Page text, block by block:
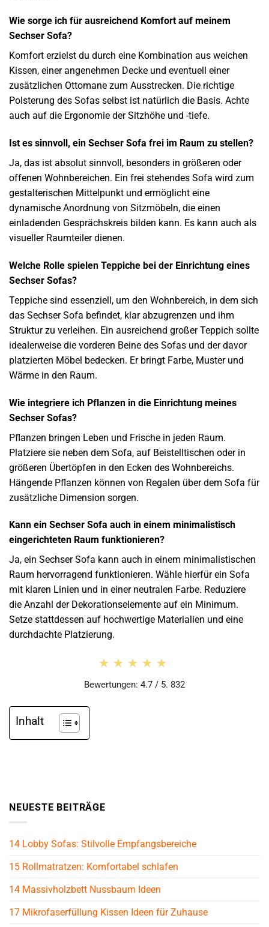
Wie sorge ich für ausreichend Komfort auf meinem
Sechser Sofa?
Komfort erzielst du durch eine Kombination aus weichen
Kissen, einer angenehmen Decke und eventuell einer
zusätzlichen Ottomane zum Ausstrecken. Die richtige
Polsterung des Sofas selbst ist natürlich die Basis. Achte
auch auf die Ergonomie der Sitzhöhe und -tiefe.
Ist es sinnvoll, ein Sechser Sofa frei im Raum zu stellen?
Ja, das ist absolut sinnvoll, besonders in größeren oder
offenen Wohnbereichen. Ein frei stehendes Sofa wird zum
gestalterischen Mittelpunkt und ermöglicht eine
dynamische Anordnung von Sitzmöbeln, die einen
einladenden Gesprächskreis bilden kann. Es kann auch als
visueller Raumteiler dienen.
Welche Rolle spielen Teppiche bei der Einrichtung eines
Sechser Sofas?
Teppiche sind essenziell, um den Wohnbereich, in dem sich
das Sechser Sofa befindet, klar abzugrenzen und ihm
Struktur zu verleihen. Ein ausreichend großer Teppich sollte
idealerweise die vorderen Beine des Sofas und der davor
platzierten Möbel bedecken. Er bringt Farbe, Muster und
Wärme in den Raum.
Wie integriere ich Pflanzen in die Einrichtung meines
Sechser Sofas?
Pflanzen bringen Leben und Frische in jeden Raum.
Platziere sie neben dem Sofa, auf Beistelltischen oder in
größeren Übertöpfen in den Ecken des Wohnbereichs.
Hängende Pflanzen können von Regalen über dem Sofa für
zusätzliche Dimension sorgen.
Kann ein Sechser Sofa auch in einem minimalistisch
eingerichteten Raum funktionieren?
Ja, ein Sechser Sofa kann auch in einem minimalistischen
Raum hervorragend funktionieren. Wähle hierfür ein Sofa
mit klaren Linien und in einer neutralen Farbe. Reduziere
die Anzahl der Dekorationselemente auf ein Minimum.
Setze stattdessen auf hochwertige Materialien und eine
durchdachte Platzierung.
★★★★★
★★★★★
Bewertungen: 4.7 / 5. 832
Inhalt
NEUESTE BEITRÄGE
14 Lobby Sofas: Stilvolle Empfangsbereiche
15 Rollmatratzen: Komfortabel schlafen
14 Massivholzbett Nussbaum Ideen
17 Mikrofaserfüllung Kissen Ideen für Zuhause